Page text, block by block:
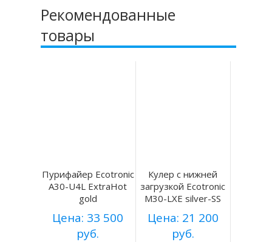
Рекомендованные
товары
Пурифайер Ecotronic
A30-U4L ExtraHot
gold
Цена: 33 500
руб.
Кулер с нижней
загрузкой Ecotronic
M30-LXE silver-SS
Цена: 21 200
руб.